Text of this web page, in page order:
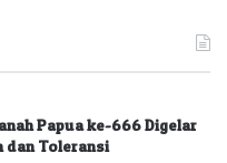
Papua ke-666 Digelar
dan Toleransi